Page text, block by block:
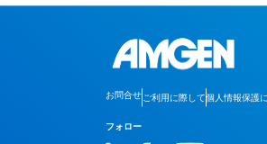
お問合せご利用に際して個人情報保護
フォロー